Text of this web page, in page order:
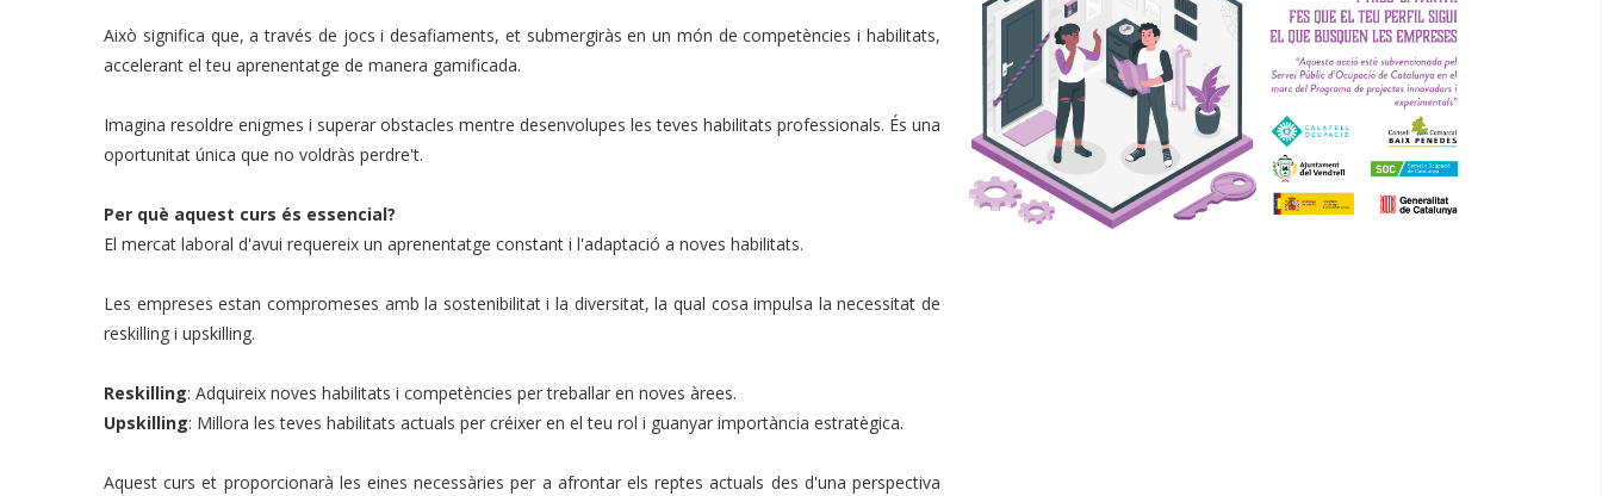
Això significa que, a través de jocs i desafiaments, et submergiràs en un món de competències i habilitats,
accelerant el teu aprenentatge de manera gamificada.
Imagina resoldre enigmes i superar obstacles mentre desenvolupes les teves habilitats professionals. És una
oportunitat única que no voldràs perdre't.
Per què aquest curs és essencial?
El mercat laboral d'avui requereix un aprenentatge constant i l'adaptació a noves habilitats.
Les empreses estan compromeses amb la sostenibilitat i la diversitat, la qual cosa impulsa la necessitat de
reskilling i upskilling.
Reskilling: Adquireix noves habilitats i competències per treballar en noves àrees.
Upskilling: Millora les teves habilitats actuals per créixer en el teu rol i guanyar importància estratègica.
Aquest curs et proporcionarà les eines necessàries per a afrontar els reptes actuals des d'una perspectiva